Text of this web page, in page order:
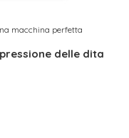
macchina perfetta
delle dita